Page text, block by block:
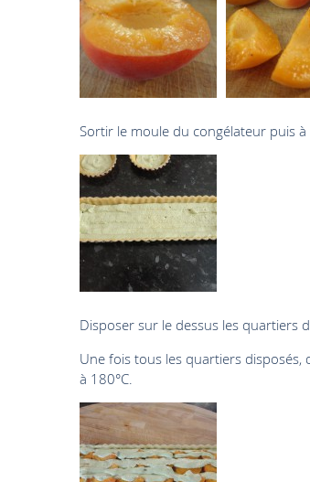
Sortir le moule du congélateur puis
Disposer sur le dessus les quartiers
Une fois tous les quartiers
à 180°C.